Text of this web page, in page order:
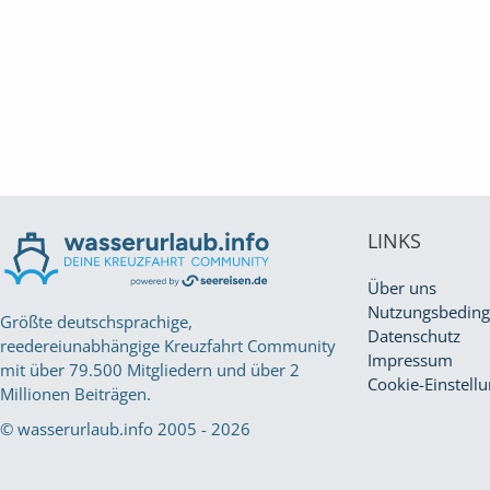
Größte deutschsprachige,
reedereiunabhängige Kreuzfahrt Community
mit über 79.500 Mitgliedern und über 2
Millionen Beiträgen.
© wasserurlaub.info 2005 - 2026
LINKS
Über uns
Datenschutz
Impressum
Cookie-